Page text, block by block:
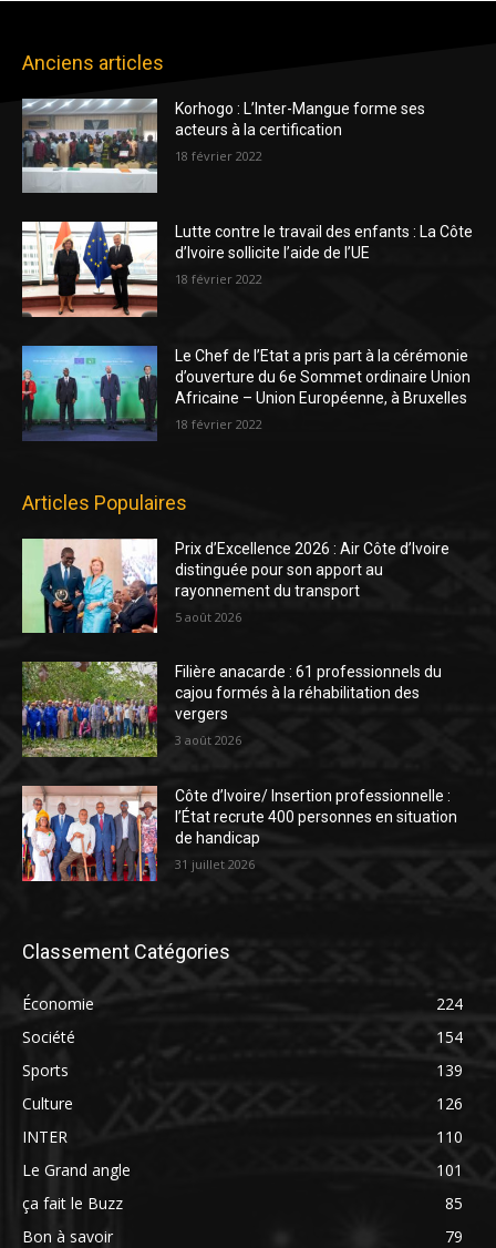
Anciens articles
Korhogo : L’Inter-Mangue forme ses
acteurs à la certification
18 février 2022
Lutte contre le travail des enfants : La Côte
d’Ivoire sollicite l’aide de l’UE
18 février 2022
Le Chef de l’Etat a pris part à la cérémonie
d’ouverture du 6e Sommet ordinaire Union
Africaine – Union Européenne, à Bruxelles
18 février 2022
Articles Populaires
Prix d’Excellence 2026 : Air Côte d’Ivoire
distinguée pour son apport au
rayonnement du transport
5 août 2026
Filière anacarde : 61 professionnels du
cajou formés à la réhabilitation des
vergers
3 août 2026
Côte d’Ivoire/ Insertion professionnelle :
l’État recrute 400 personnes en situation
de handicap
31 juillet 2026
Classement Catégories
Économie
224
Société
154
Sports
139
Culture
126
INTER
110
Le Grand angle
101
ça fait le Buzz
85
Bon à savoir
79